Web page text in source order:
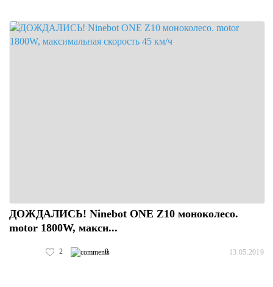
ДОЖДАЛИСЬ! Ninebot ONE Z10 моноколесо.
motor 1800W, макси...
2 0 13.05.2019